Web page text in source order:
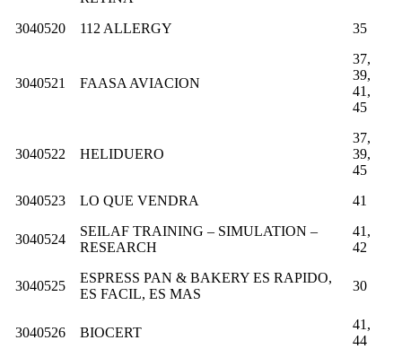
3040520 112 ALLERGY 35
3040521 FAASA AVIACION
37,
39,
41,
45
3040522 HELIDUERO
37,
39,
45
3040523
LO QUE VENDRA 41
3040524
SEILAF TRAINING – SIMULATION –
RESEARCH
41,
42
3040525
ESPRESS PAN & BAKERY ES RAPIDO,
ES FACIL, ES MAS
30
3040526 BIOCERT
41,
44